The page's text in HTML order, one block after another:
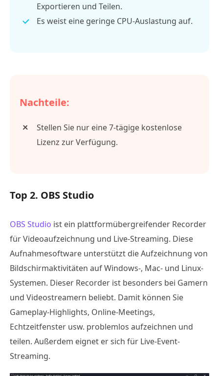
Exportieren und Teilen.
Es weist eine geringe CPU-Auslastung auf.
Nachteile:
Stellen Sie nur eine 7-tägige kostenlose
Lizenz zur Verfügung.
Top 2. OBS Studio
OBS Studio ist ein plattformübergreifender Recorder
für Videoaufzeichnung und Live-Streaming. Diese
Aufnahmesoftware unterstützt die Aufzeichnung von
Bildschirmaktivitäten auf Windows-, Mac- und Linux-
Systemen. Dieser Recorder ist besonders bei Gamern
und Videostreamern beliebt. Damit können Sie
Gameplay-Highlights, Online-Meetings,
Echtzeitfenster usw. problemlos aufzeichnen und
teilen. Außerdem eignet er sich für Live-Event-
Streaming.